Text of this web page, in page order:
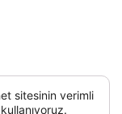
sitesinin verimli